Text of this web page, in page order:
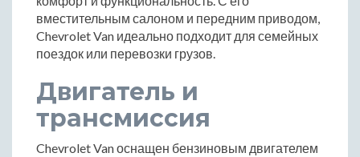
вместительным салоном и передним приводом,
Chevrolet Van идеально подходит для семейных
поездок или перевозки грузов.
Двигатель и
трансмиссия
Chevrolet Van оснащен бензиновым двигателем